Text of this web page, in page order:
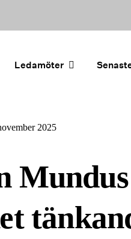
Ledamöter
2025